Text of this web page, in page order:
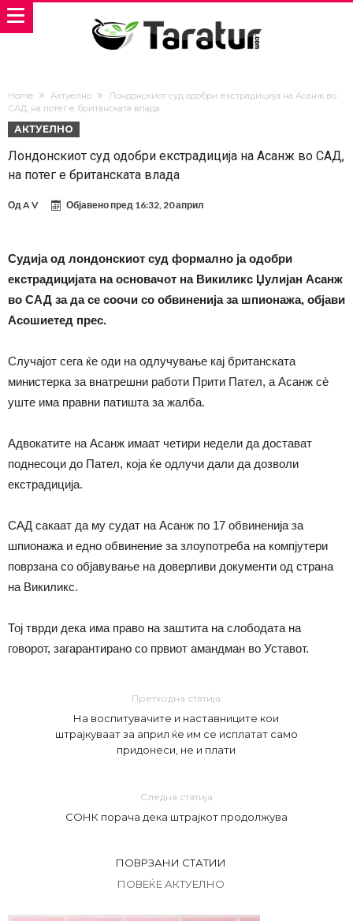
Home Актуелно
Лондонскиот суд одобри екстрадиција на Асанж во
САД, на потег е британската влада
АКТУЕЛНО
Лондонскиот суд одобри екстрадиција на Асанж во САД,
на потег е британската влада
ОдA V Објавено пред 16:32, 20 април
Судија од лондонскиот суд формално ја одобри
екстрадицијата на основачот на Викиликс Џулијан Асанж
во САД за да се соочи со обвиненија за шпионажа, објави
Асошиетед прес.
Случајот сега ќе оди на одлучување кај британската
министерка за внатрешни работи Прити Пател, а Асанж сè
уште има правни патишта за жалба.
Адвокатите на Асанж имаат четири недели да достават
поднесоци до Пател, која ќе одлучи дали да дозволи
екстрадиција.
САД сакаат да му судат на Асанж по 17 обвиненија за
шпионажа и едно обвинение за злоупотреба на компјутери
поврзана со објавување на доверливи документи од страна
на Викиликс.
Тој тврди дека има право на заштита на слободата на
говорот, загарантирано со првиот амандман во Уставот.
Претходна статија
На воспитувачите и наставниците кои
штрајкуваат за април ќе им се исплатат само
придонеси, не и плати
Следна статија
СОНК порача дека штрајкот продолжува
ПОВРЗАНИ СТАТИИ
ПОВЕЌЕ АКТУЕЛНО